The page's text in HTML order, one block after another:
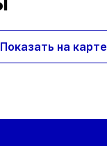
Показать на карте